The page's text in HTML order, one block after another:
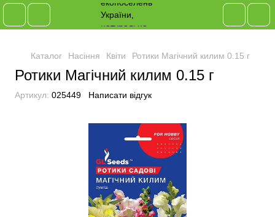
Каталог Насіння Квіти Ротики Магічний килим 0.15 г
Ротики Магічний килим 0.15 г
Артикул: 025449 Написати відгук